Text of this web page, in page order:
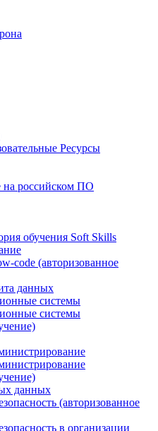
Ресурсы
на российском ПО
обучения Soft Skills
code (авторизованное
данных
системы
системы
данных
(авторизованное
в организации